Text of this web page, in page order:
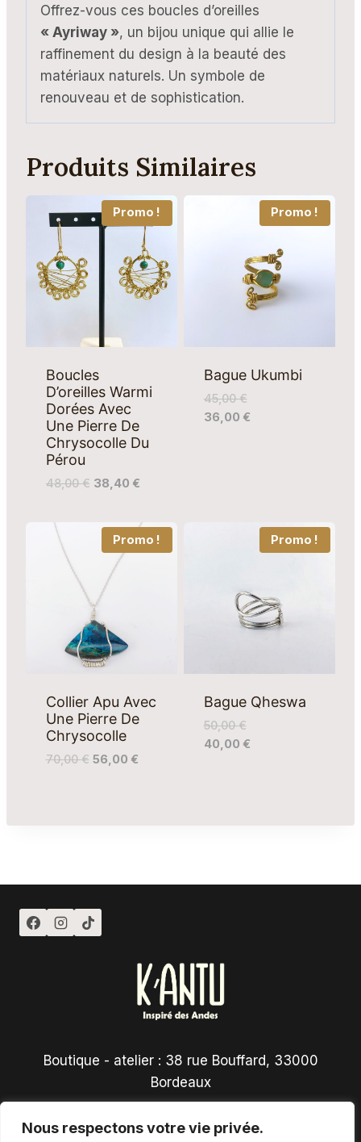
Nous respectons votre vie privée.
Offrez-vous ces boucles d’oreilles
« Ayriway », un bijou unique qui allie le
raffinement du design à la beauté des
matériaux naturels. Un symbole de
renouveau et de sophistication.
Produits Similaires
Promo !
Boucles
D’oreilles Warmi
Dorées Avec
Une Pierre De
Chrysocolle Du
Pérou
48,00€ 38,40 €
Promo !
Bague Ukumbi
45,00€
36,00 €
Promo !
Collier Apu Avec
Une Pierre De
Chrysocolle
70,00€ 56,00 €
Promo !
Bague Qheswa
50,00€
40,00 €
Boutique - atelier : 38 rue Bouffard, 33000
Bordeaux